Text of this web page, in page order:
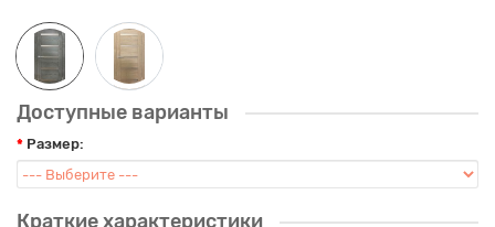
Доступные варианты
Размер:
Краткие характеристики